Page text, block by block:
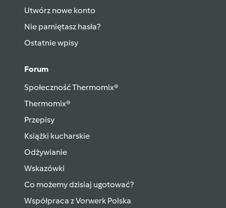
Utwórz nowe konto
Nie pamiętasz hasła?
Ostatnie wpisy
Forum
Społeczność Thermomix®
Thermomix®
Przepisy
Książki kucharskie
Odżywianie
Wskazówki
Co możemy dzisiaj ugotować?
Współpraca z Vorwerk Polska